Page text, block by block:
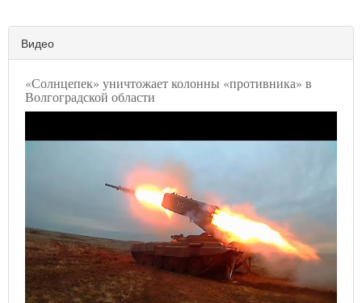
Видео
«Солнцепек» уничтожает колонны «противника» в
Волгоградской области